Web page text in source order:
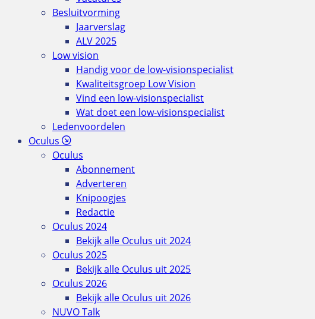
Besluitvorming
Jaarverslag
ALV 2025
Low vision
Handig voor de low-visionspecialist
Kwaliteitsgroep Low Vision
Vind een low-visionspecialist
Wat doet een low-visionspecialist
Ledenvoordelen
Oculus
Oculus
Abonnement
Adverteren
Knipoogjes
Redactie
Oculus 2024
Bekijk alle Oculus uit 2024
Oculus 2025
Bekijk alle Oculus uit 2025
Oculus 2026
Bekijk alle Oculus uit 2026
NUVO Talk